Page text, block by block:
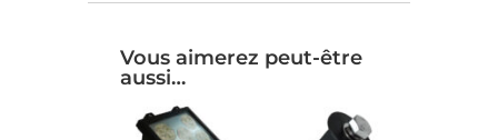
Vous aimerez peut-être
aussi…